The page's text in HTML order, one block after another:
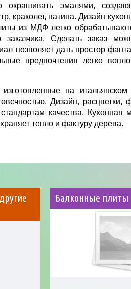
эмалями,
краколет, патина. Дизайн
из МДФ легко
Сделать заказ
позволяет дать простор
предпочтения легко
на
Дизайн, расцветки,
стандартам качества.
тепло и фактуру дерева.
Балконные плиты